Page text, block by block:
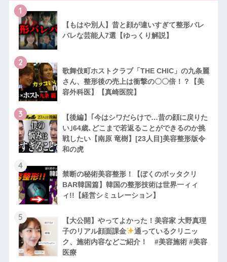
1
【もはや別人】昔と顔が違いすぎて整形バレ
バレな芸能人7選【ゆっくり解説】
2
歌舞伎町ホストクラブ「THE CHIC」の九条麗
さん、整形後の売上は衝撃の〇〇倍！？【美
容外科医】【真崎医院】
3
【後編】｢今はシワだらけで…昔の顔に戻りた
い｣64歳､どこまで若返ることができるのか挑
戦したい【南原 竜樹】[23人目]美容整形版令
和の虎
4
禁断の秘術美容整形！【ぼくのボッタクリ
BAR韓国篇】韓国の整形技術は世界一ィィ
ィ!!【経営シミュレーション】
5
【大公開】やってよかった！美容家 大野真理
子のリアル顔面課金
通っているクリニッ
ク、施術内容などご紹介！ #美容施術 #美容
医療